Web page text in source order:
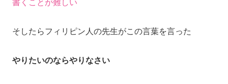
書くことが難しい
そしたらフィリピン人の先生がこの言葉を言った
やりたいのならやりなさい